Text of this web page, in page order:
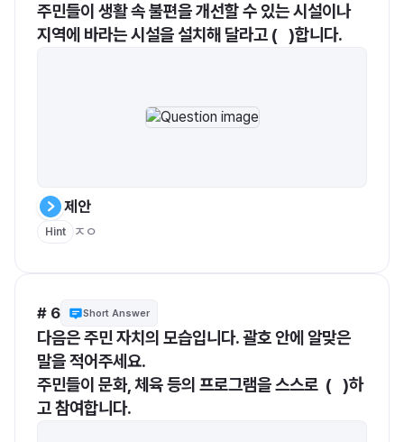
주민들이 생활 속 불편을 개선할 수 있는 시설이나
지역에 바라는 시설을 설치해 달라고 (   )합니다.
제안
Hint ㅈㅇ
# 6 Short Answer
다음은 주민 자치의 모습입니다. 괄호 안에 알맞은
말을 적어주세요.
주민들이 문화, 체육 등의 프로그램을 스스로  (   )하
고 참여합니다.